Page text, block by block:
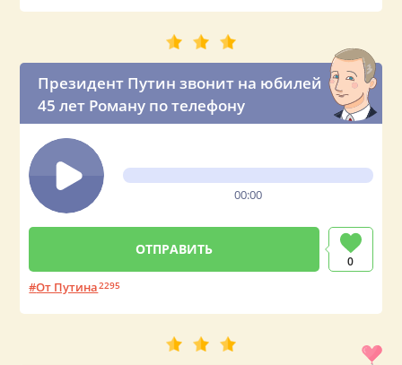
Президент Путин звонит на юбилей
45 лет Роману по телефону
00:00
0
От Путина2295